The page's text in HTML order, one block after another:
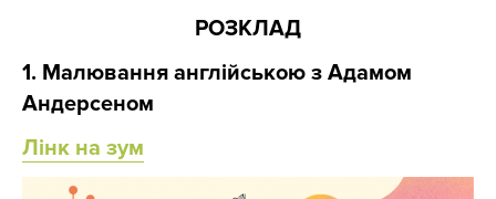
РОЗКЛАД
1. Малювання англійською з Адамом
Андерсеном
Лінк на зум